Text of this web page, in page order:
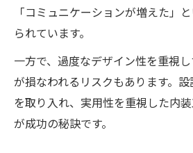
「コミュニケーションが増えた」
られています。
一方で、過度なデザイン性を重視
が損なわれるリスクもあります。
を取り入れ、実用性を重視した内
が成功の秘訣です。